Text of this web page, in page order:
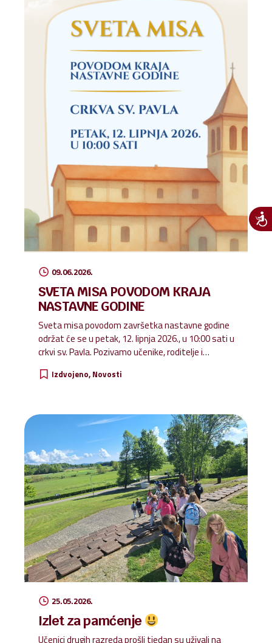
09.06.2026.
SVETA MISA POVODOM KRAJA
NASTAVNE GODINE
Sveta misa povodom završetka nastavne godine
održat će se u petak, 12. lipnja 2026., u 10:00 sati u
crkvi sv. Pavla. Pozivamo učenike, roditelje i
zahvalimo Bogu za sve darove, uspjehe i
Izdvojeno Novosti
25.05.2026.
Izlet za pamćenje
Učenici drugih razreda prošli tjedan su uživali na